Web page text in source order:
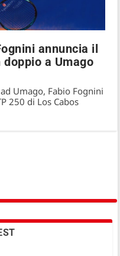
annuncia il
a Umago
Umago, Fabio Fognini
250 di Los Cabos